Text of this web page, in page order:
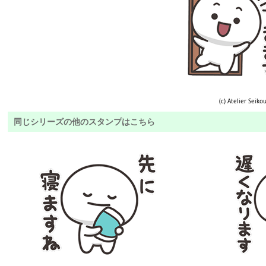
(c) Atelier Seikou
同じシリーズの他のスタンプはこちら